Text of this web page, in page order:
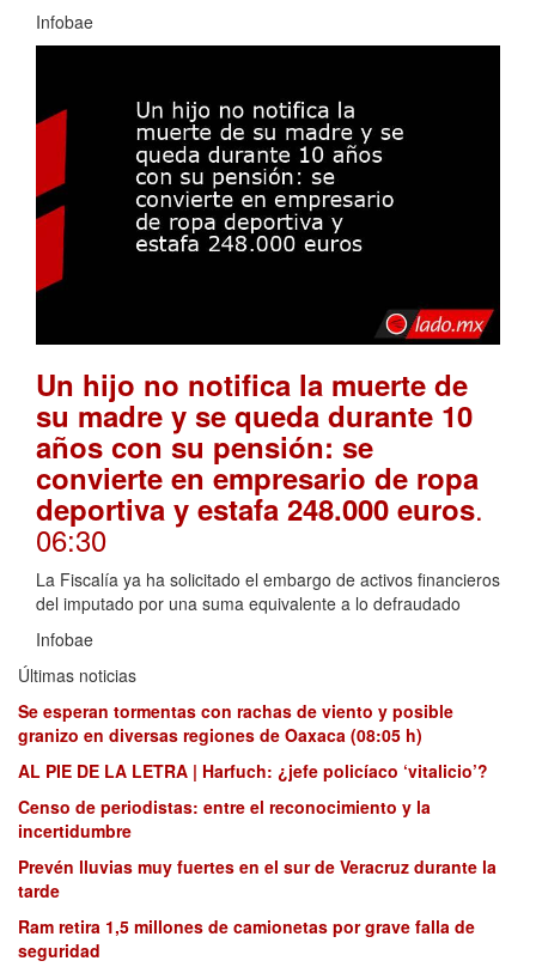
Infobae
Un hijo no notifica la muerte de
su madre y se queda durante 10
años con su pensión: se
convierte en empresario de ropa
deportiva y estafa 248.000 euros.
06:30
La Fiscalía ya ha solicitado el embargo de activos financieros
del imputado por una suma equivalente a lo defraudado
Infobae
Últimas noticias
Se esperan tormentas con rachas de viento y posible
granizo en diversas regiones de Oaxaca (08:05 h)
AL PIE DE LA LETRA | Harfuch: ¿jefe policíaco ‘vitalicio’?
Censo de periodistas: entre el reconocimiento y la
incertidumbre
Prevén lluvias muy fuertes en el sur de Veracruz durante la
tarde
Ram retira 1,5 millones de camionetas por grave falla de
seguridad